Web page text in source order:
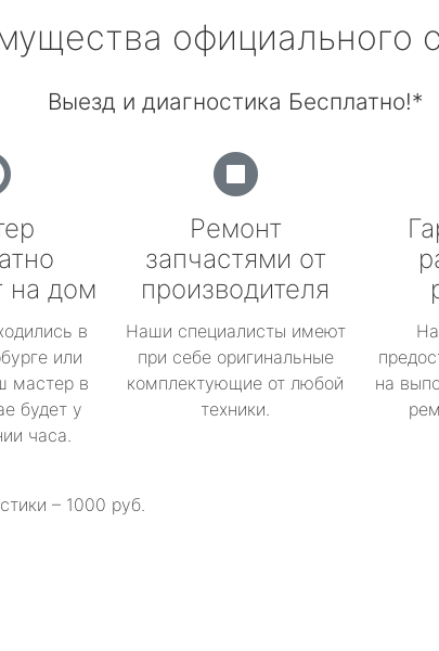
официального
Выезд и диагностика Бесплатно!*
на дом
в
или
мастер в
будет у
часа.
Ремонт
запчастями от
производителя
Наши специалисты имеют
при себе оригинальные
комплектующие от любой
техники.
на
– 1000 руб.